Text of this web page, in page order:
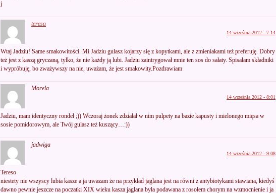
j
teresa
14 września 2012 - 7:14
Wtaj Jadziu! Same smakowitości. Mi Jadziu gulasz kojarzy się z kopytkami, ale z zmieniakami też preferuję. Dobry
też jest z kaszą gryczaną, tylko, że nie każdy ją lubi. Jadziu zaintrygował mnie ten sos do sałaty. Spisałam składniki
i wypróbuję, bo zważywszy na nie, uważam, że jest smakowity.Pozdrawiam
Morela
14 września 2012 - 8:01
Jadziu, mam identyczny rondel ;)) Wczoraj żonek zdziałał w nim pulpety na bazie kapusty i mielonego mięsa w
sosie pomidorowym, ale Twój gulasz też kuszący…:))
jadwiga
14 września 2012 - 9:08
Tereso
niestety nie wszyscy lubia kasze a ja uwazam że na przykład jaglana jest na równi z antybiotykami stawiana, kiedyś
dawno pewnie jeszcze na poczatki XIX wieku kasza jaglana była podawana z rosołem chorym na wzmocnienie i ja